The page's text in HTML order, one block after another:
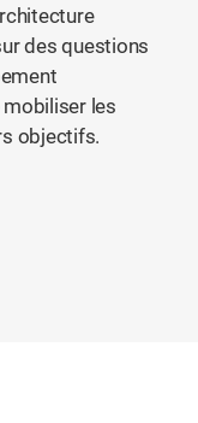
des questions
les
objectifs.